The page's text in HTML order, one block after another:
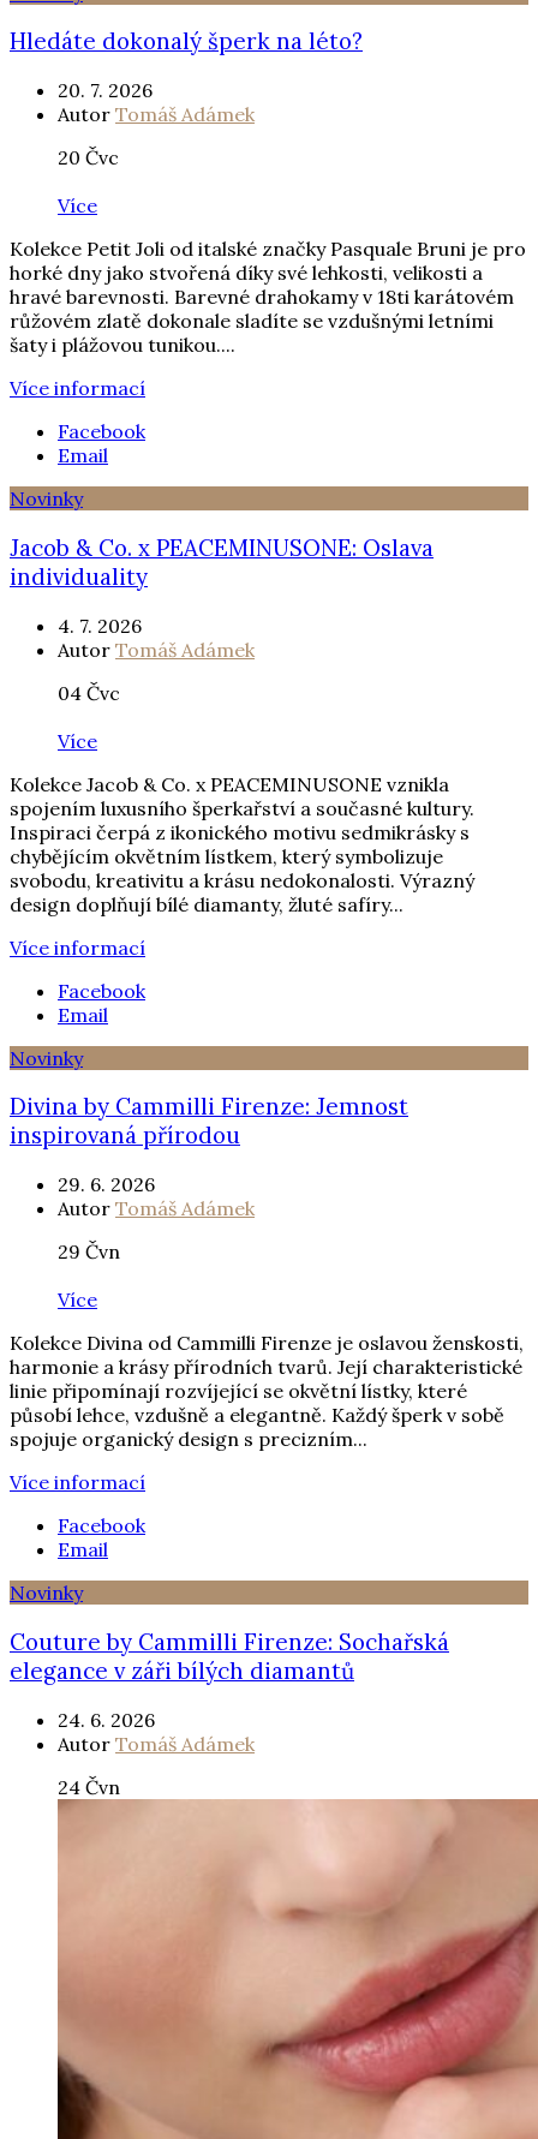
Hledáte dokonalý šperk na léto?
20. 7. 2026
Autor Tomáš Adámek
20 Čvc
Více
Kolekce Petit Joli od italské značky Pasquale Bruni je pro
horké dny jako stvořená díky své lehkosti, velikosti a
hravé barevnosti. Barevné drahokamy v 18ti karátovém
růžovém zlatě dokonale sladíte se vzdušnými letními
šaty i plážovou tunikou....
Více informací
Facebook
Email
Novinky
Jacob & Co. x PEACEMINUSONE: Oslava
individuality
4. 7. 2026
Autor Tomáš Adámek
04 Čvc
Více
Kolekce Jacob & Co. x PEACEMINUSONE vznikla
spojením luxusního šperkařství a současné kultury.
Inspiraci čerpá z ikonického motivu sedmikrásky s
chybějícím okvětním lístkem, který symbolizuje
svobodu, kreativitu a krásu nedokonalosti. Výrazný
design doplňují bílé diamanty, žluté safíry...
Více informací
Facebook
Email
Novinky
Divina by Cammilli Firenze: Jemnost
inspirovaná přírodou
29. 6. 2026
Autor Tomáš Adámek
29 Čvn
Více
Kolekce Divina od Cammilli Firenze je oslavou ženskosti,
harmonie a krásy přírodních tvarů. Její charakteristické
linie připomínají rozvíjející se okvětní lístky, které
působí lehce, vzdušně a elegantně. Každý šperk v sobě
spojuje organický design s precizním...
Více informací
Facebook
Email
Novinky
Couture by Cammilli Firenze: Sochařská
elegance v záři bílých diamantů
24. 6. 2026
Autor Tomáš Adámek
24 Čvn